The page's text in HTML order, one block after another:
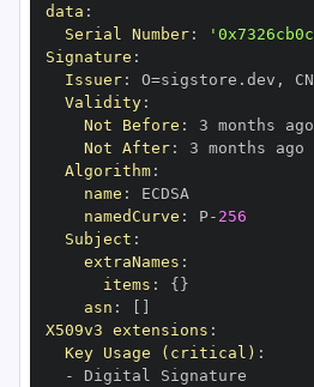
data :
Serial Number:
Signature :
Issuer: O=sigstore.dev ,
Validity:
Not Before : 3 months
Not After: 3 months ago
Algorithm:
name :
namedCurve : P- 256
Subject :
extraNames :
items : { }
asn :
X509v3 extensions :
Key Usage (critical) :
-